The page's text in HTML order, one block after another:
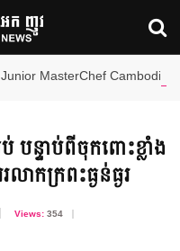
MasterChef Cambodia
ន្ទាប់ពី​ចុកពោះខ្លាំង
កក្រពះ​ធ្ងន់ធ្ងរ
Views:354